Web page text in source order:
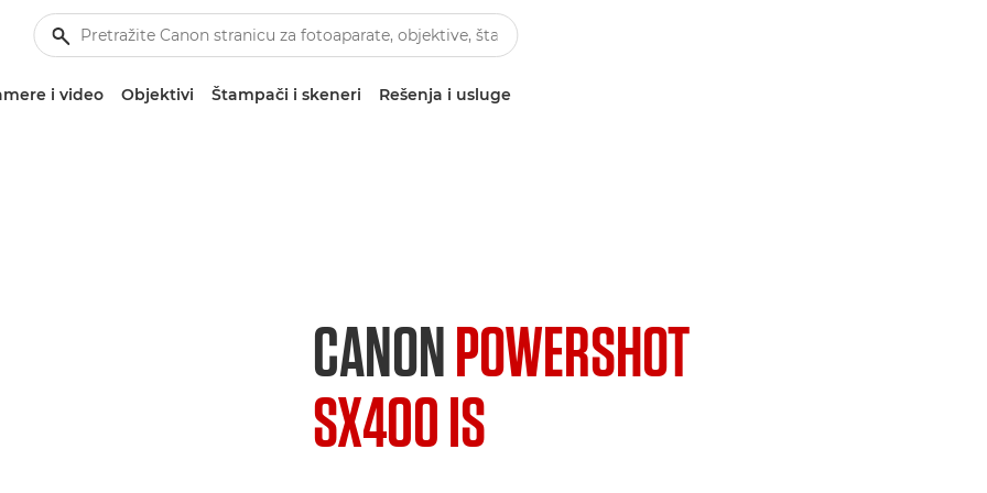
i video Objektivi Štampači i skeneri Rešenja i usluge
CANONPOWERSHOT
SX400 IS